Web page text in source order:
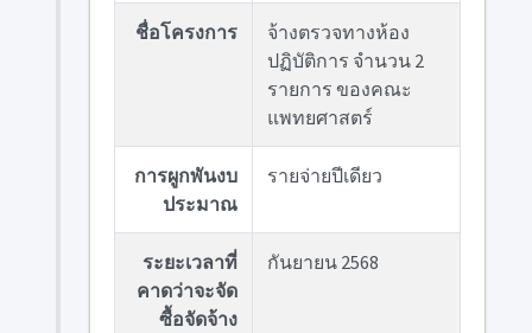
ชื่อโครงการ
จ้างตรวจทางห้อง
ปฏิบัติการ จำนวน 2
รายการ ของคณะ
แพทยศาสตร์
การผูกพันงบ
ประมาณ
รายจ่ายปีเดียว
ระยะเวลาที่
คาดว่าจะจัด
ซื้อจัดจ้าง
กันยายน 2568